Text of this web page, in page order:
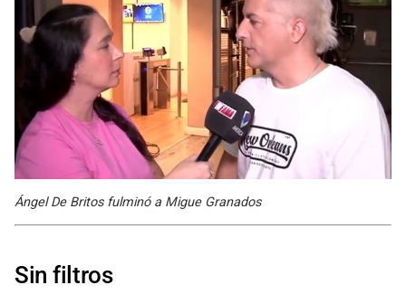
Ángel De Britos fulminó a Migue Granados
Sin filtros